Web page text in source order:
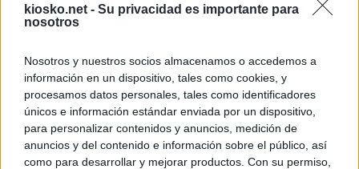
kiosko.net - Su privacidad es importante para
nosotros
Nosotros y nuestros socios almacenamos o accedemos a
información en un dispositivo, tales como cookies, y
procesamos datos personales, tales como identificadores
únicos e información estándar enviada por un dispositivo,
para personalizar contenidos y anuncios, medición de
anuncios y del contenido e información sobre el público, así
como para desarrollar y mejorar productos. Con su permiso,